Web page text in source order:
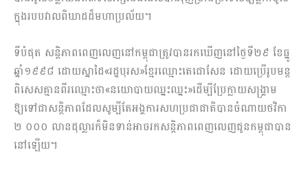
ក្នុងរបបវាលពិឃាដដ៏មហាប្រល័យ។
ទីបំផុត សន្តិភាពពេញលេញនៅកម្ពុជាត្រូវបានរកឃើញនៅថ្ងៃទី២៩ ខែធ្នូ
ឆ្នាំ១៩៩៨ ដោយស្នាដៃ«រដ្ឋបុរស»ខ្មែរឈ្មោះតេជោសែន ដោយប្រើរូបមន្ត
ពិសេសគ្មានពីរឈ្មោះថា«នយោបាយឈ្នះឈ្នះ»ដើម្បីប្រែក្លាយសង្គ្រាម
ឱ្យទៅជាសន្តិភាពដែលសូម្បីតែអង្គការសហប្រជាជាតិបានចំណាយថវិកា
២ ០០០ លានដុល្លារក៏មិនទាន់អាចរកសន្តិភាពពេញលេញជូនកម្ពុជាបាន
នៅឡើយ។